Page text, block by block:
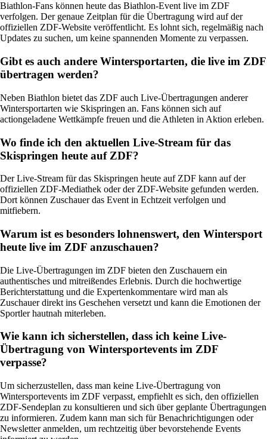
Biathlon-Fans können heute das Biathlon-Event live im ZDF
verfolgen. Der genaue Zeitplan für die Übertragung wird auf der
offiziellen ZDF-Website veröffentlicht. Es lohnt sich, regelmäßig nach
Updates zu suchen, um keine spannenden Momente zu verpassen.
Gibt es auch andere Wintersportarten, die live im ZDF
übertragen werden?
Neben Biathlon bietet das ZDF auch Live-Übertragungen anderer
Wintersportarten wie Skispringen an. Fans können sich auf
actiongeladene Wettkämpfe freuen und die Athleten in Aktion erleben.
Wo finde ich den aktuellen Live-Stream für das
Skispringen heute auf ZDF?
Der Live-Stream für das Skispringen heute auf ZDF kann auf der
offiziellen ZDF-Mediathek oder der ZDF-Website gefunden werden.
Dort können Zuschauer das Event in Echtzeit verfolgen und
mitfiebern.
Warum ist es besonders lohnenswert, den Wintersport
heute live im ZDF anzuschauen?
Die Live-Übertragungen im ZDF bieten den Zuschauern ein
authentisches und mitreißendes Erlebnis. Durch die hochwertige
Berichterstattung und die Expertenkommentare wird man als
Zuschauer direkt ins Geschehen versetzt und kann die Emotionen der
Sportler hautnah miterleben.
Wie kann ich sicherstellen, dass ich keine Live-
Übertragung von Wintersportevents im ZDF
verpasse?
Um sicherzustellen, dass man keine Live-Übertragung von
Wintersportevents im ZDF verpasst, empfiehlt es sich, den offiziellen
ZDF-Sendeplan zu konsultieren und sich über geplante Übertragungen
zu informieren. Zudem kann man sich für Benachrichtigungen oder
Newsletter anmelden, um rechtzeitig über bevorstehende Events